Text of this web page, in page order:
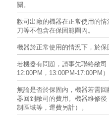
關。
敝司出廠的機器在正常使用的
刀等不包含在保固範圍內。
機器於正常使用的情況下，於保
若機器有問題，請事先聯絡敝
12:00PM，13:00PM-17:00PM
無論是否於保固內，機器若需
器回到敝司的費用。機器維修
制區域等，運費另計）。